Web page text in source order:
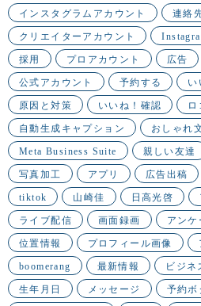
インスタグラムアカウント 連絡
クリエイターアカウント
採用 プロアカウント 広告
公式アカウント 予約する い
原因と対策 いいね！確認 ロ
自動生成キャプション おしゃれ
Meta Business Suite 親しい友達
写真加工 アプリ 広告出稿
tiktok 山崎佳 日高光啓
ライブ配信 画面録画 アンケ
位置情報 プロフィール画像
boomerang 最新情報 ビジネ
生年月日 メッセージ 予約ボ